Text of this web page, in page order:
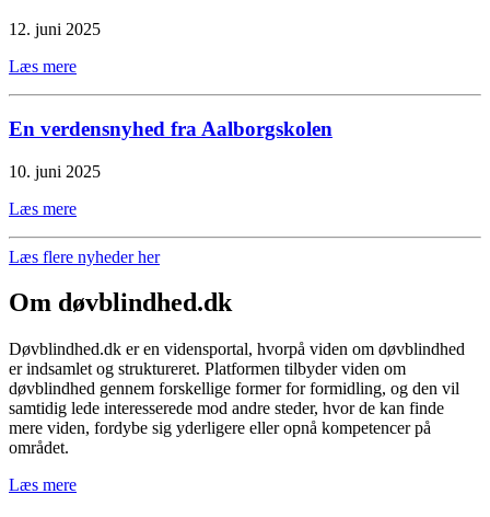
12. juni 2025
Læs mere
En verdensnyhed fra Aalborgskolen
10. juni 2025
Læs mere
Læs flere nyheder her
Om døvblindhed.dk
Døvblindhed.dk er en vidensportal, hvorpå viden om døvblindhed
er indsamlet og struktureret. Platformen tilbyder viden om
døvblindhed gennem forskellige former for formidling, og den vil
samtidig lede interesserede mod andre steder, hvor de kan finde
mere viden, fordybe sig yderligere eller opnå kompetencer på
området.
Læs mere